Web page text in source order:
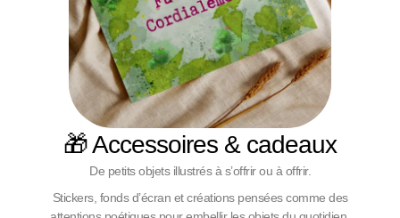
🎁 Accessoires & cadeaux
De petits objets illustrés à s’offrir ou à offrir.
Stickers, fonds d’écran et créations pensées comme des